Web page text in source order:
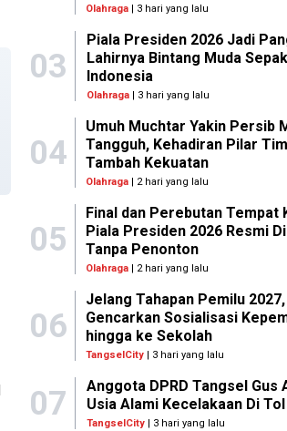
Olahraga | 3 hari yang lalu
03
Piala Presiden 2026 Jadi
Lahirnya Bintang Muda
Indonesia
Olahraga| 3 hari yang lalu
04
Umuh Muchtar Yakin Persib
Tangguh, Kehadiran Pilar
Tambah Kekuatan
Olahraga | 2 hari yang lalu
05
Final dan Perebutan Tempat
Piala Presiden 2026 Resmi
Tanpa Penonton
Olahraga | 2 hari yang lalu
06
Jelang Tahapan Pemilu
Gencarkan Sosialisasi
hingga ke Sekolah
TangselCity | 3 hari yang lalu
07
Anggota DPRD Tangsel Gus
Usia Alami Kecelakaan Di
TangselCity| 3 hari yang lalu